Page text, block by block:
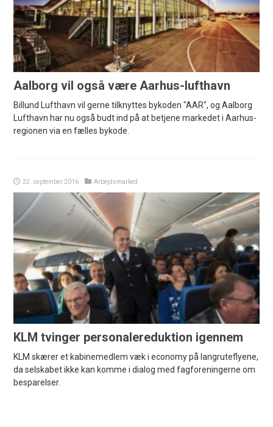
Aalborg vil også være Aarhus-lufthavn
Billund Lufthavn vil gerne tilknyttes bykoden "AAR", og Aalborg
Lufthavn har nu også budt ind på at betjene markedet i Aarhus-
regionen via en fælles bykode.
22. september 2016 Arbejdsmarked
KLM tvinger personalereduktion igennem
KLM skærer et kabinemedlem væk i economy på langruteflyene,
da selskabet ikke kan komme i dialog med fagforeningerne om
besparelser.